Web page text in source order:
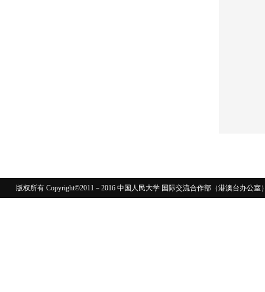
版权所有 Copyright©2011－2016 中国人民大学 国际交流合作部（港澳台办